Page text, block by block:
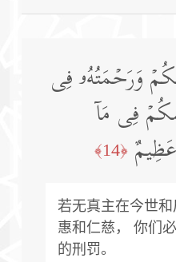
وَرَحۡمَتُهُۥ فِی
فِی مَاۤ
﴿14﴾
若无真主在今世
惠和仁慈， 你们
的刑罚。